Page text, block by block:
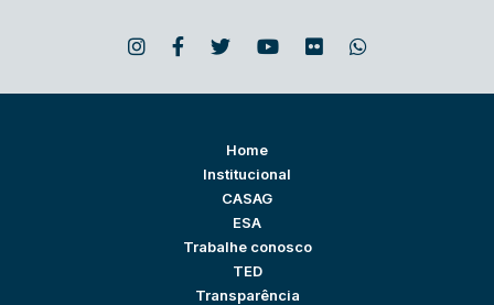
Home
Institucional
CASAG
ESA
Trabalhe conosco
TED
Transparência